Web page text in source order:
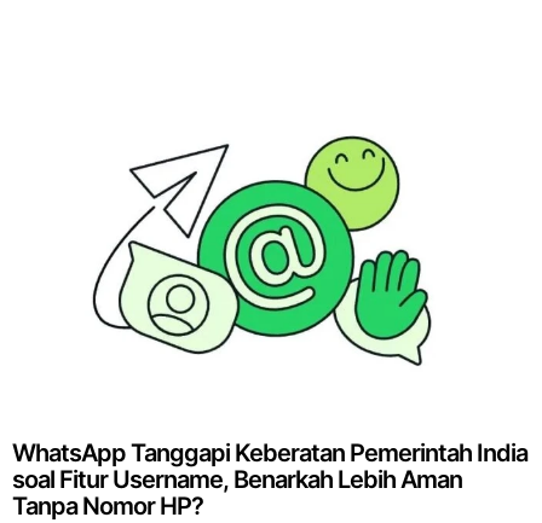
WhatsApp Tanggapi Keberatan Pemerintah India
soal Fitur Username, Benarkah Lebih Aman
Tanpa Nomor HP?